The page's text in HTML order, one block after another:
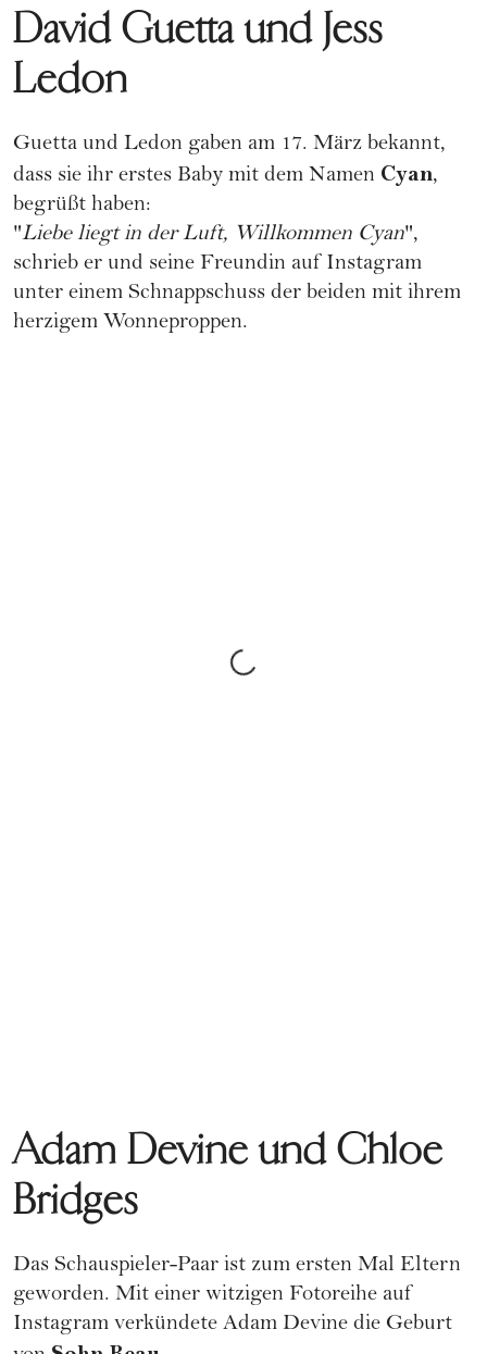
David Guetta und Jess
Ledon
Guetta und Ledon gaben am 17. März bekannt,
dass sie ihr erstes Baby mit dem Namen Cyan,
begrüßt haben:
"Liebe liegt in der Luft, Willkommen Cyan",
schrieb er und seine Freundin auf Instagram
unter einem Schnappschuss der beiden mit ihrem
herzigem Wonneproppen.
Adam Devine und Chloe
Bridges
Das Schauspieler-Paar ist zum ersten Mal Eltern
geworden. Mit einer witzigen Fotoreihe auf
Instagram verkündete Adam Devine die Geburt